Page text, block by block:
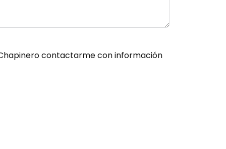
contactarme con información